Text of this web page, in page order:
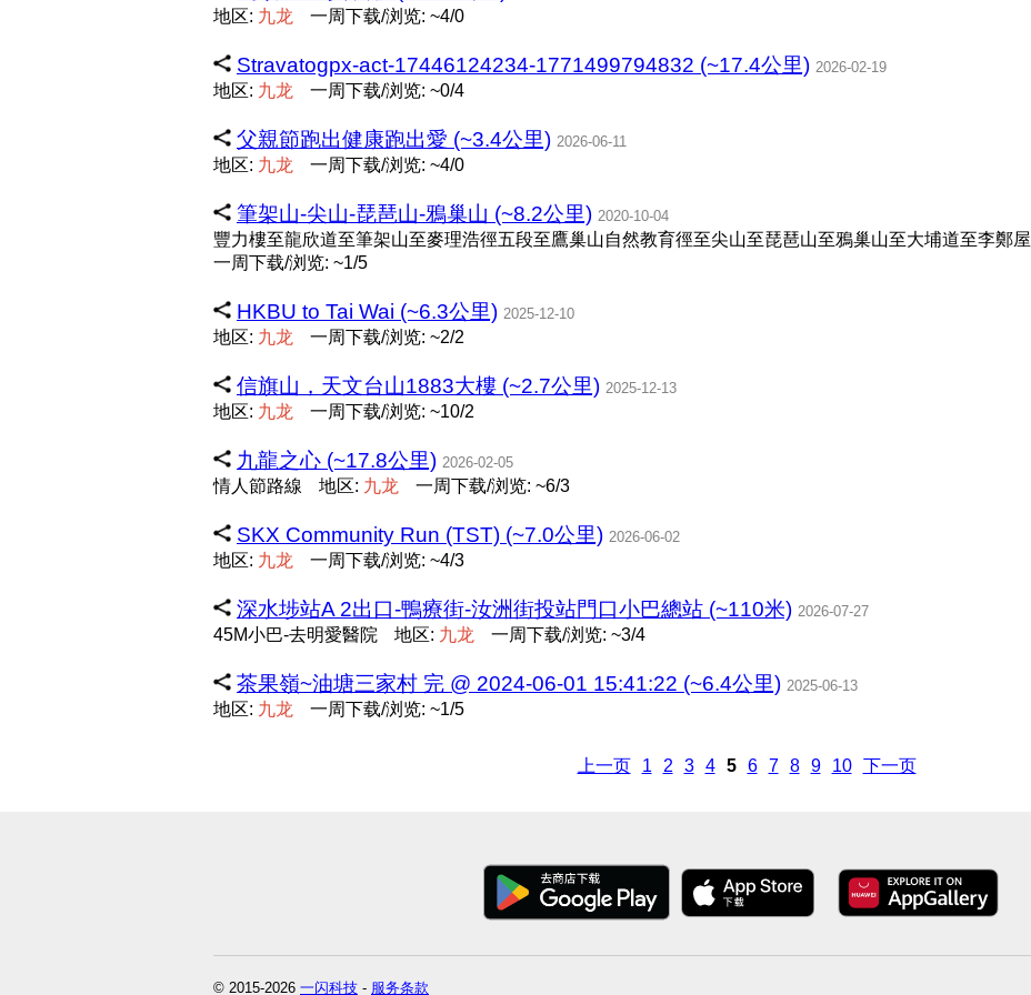
地区: 九龙 一周下载/浏览: ~4/0
Stravatogpx-act-17446124234-1771499794832 (~17.4公里) 2026-02-19
地区: 九龙 一周下载/浏览: ~0/4
父親節跑出健康跑出愛 (~3.4公里) 2026-06-11
地区: 九龙 一周下载/浏览: ~4/0
筆架山-尖山-琵琶山-鴉巢山 (~8.2公里) 2020-10-04
豐力樓至龍欣道至筆架山至麥理浩徑五段至鷹巢山自然教育徑至尖山至琵琶山至鴉巢山至大埔道至李鄭屋
一周下载/浏览: ~1/5
HKBU to Tai Wai (~6.3公里) 2025-12-10
地区: 九龙 一周下载/浏览: ~2/2
信旗山，天文台山1883大樓 (~2.7公里) 2025-12-13
地区: 九龙 一周下载/浏览: ~10/2
九龍之心 (~17.8公里) 2026-02-05
情人節路線 地区: 九龙 一周下载/浏览: ~6/3
SKX Community Run (TST) (~7.0公里) 2026-06-02
地区: 九龙 一周下载/浏览: ~4/3
深水埗站A 2出口-鴨療街-汝洲街投站門口小巴總站 (~110米) 2026-07-27
45M小巴-去明愛醫院 地区: 九龙 一周下载/浏览: ~3/4
茶果嶺~油塘三家村 完 @ 2024-06-01 15:41:22 (~6.4公里) 2025-06-13
地区: 九龙 一周下载/浏览: ~1/5
上一页 1 2 3 4 5 6 7 8 9 10 下一页
© 2015-2026 一闪科技 - 服务条款